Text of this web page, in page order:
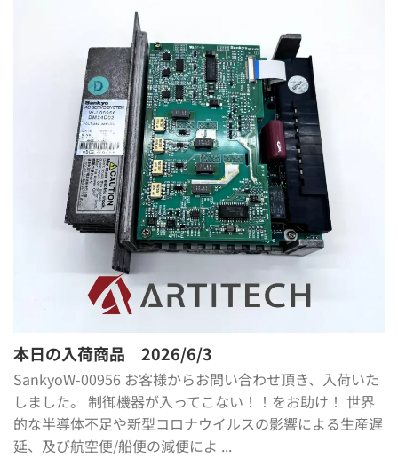
本日の入荷商品 2026/6/3
SankyoW-00956 お客様からお問い合わせ頂き、入荷いた
しました。 制御機器が入ってこない！！をお助け！ 世界
的な半導体不足や新型コロナウイルスの影響による生産遅
延、及び航空便/船便の減便によ ...